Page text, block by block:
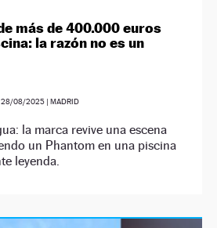
más de 400.000 euros
la razón no es un
28/08/2025| MADRID
la marca revive una escena
un Phantom en una piscina
leyenda.